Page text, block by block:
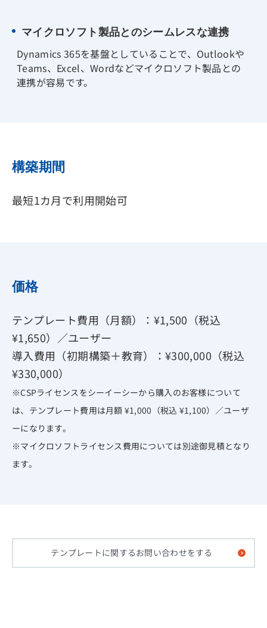
マイクロソフト製品とのシームレスな連携
Dynamics 365を基盤としていることで、Outlookや
Teams、Excel、Wordなどマイクロソフト製品との
連携が容易です。
構築期間
最短1カ月で利用開始可
価格
テンプレート費用（月額）：¥1,500（税込
¥1,650）／ユーザー
導入費用（初期構築＋教育）：¥300,000（税込
¥330,000）
※CSPライセンスをシーイーシーから購入のお客様について
は、テンプレート費用は月額 ¥1,000（税込 ¥1,100）／ユーザ
ーになります。
※マイクロソフトライセンス費用については別途御見積となり
ます。
テンプレートに関するお問い合わせをする